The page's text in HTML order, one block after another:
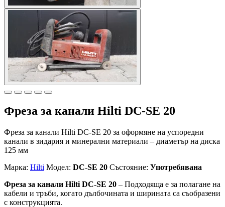
Фреза за канали Hilti DC-SE 20
Фреза за канали Hilti DC-SE 20 за оформяне на успоредни
канали в зидария и минерални материали – диаметър на диска
125 мм
Марка: Hilti Модел: DC-SE 20 Състояние: Употребявана
Фреза за канали Hilti DC-SE 20 – Подходяща е за полагане на
кабели и тръби, когато дълбочината и ширината са съобразени
с конструкцията.